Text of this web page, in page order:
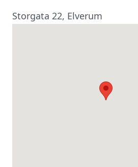
Storgata 22, Elverum